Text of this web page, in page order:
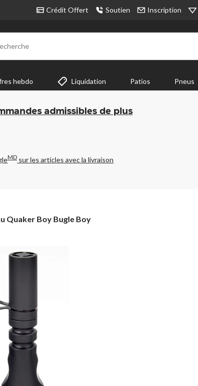
Crédit Offert Soutien Inscription
hebdo Liquidation Patios Pneus
admissibles de plus
MD sur les articles avec la livraison
Quaker Boy Bugle Boy